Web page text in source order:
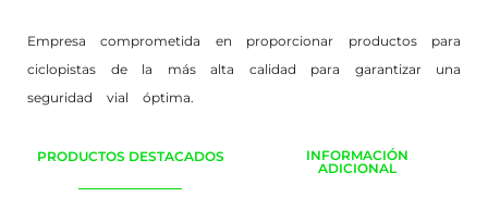
Empresa comprometida en proporcionar productos para
ciclopistas de la más alta calidad para garantizar una
seguridad vial óptima.
PRODUCTOS DESTACADOS
INFORMACIÓN
ADICIONAL